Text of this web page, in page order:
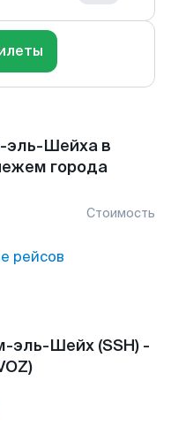
эль-Шейха в
города
Стоимость
рейсов
эль-Шейх (SSH) -